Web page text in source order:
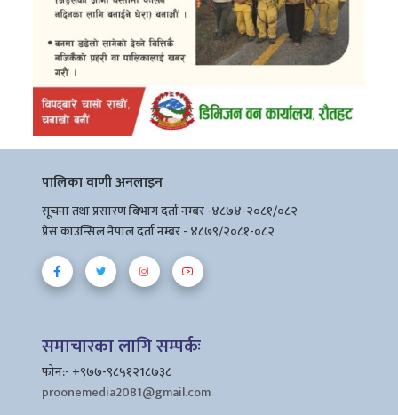
पालिका वाणी अनलाइन
सूचना तथा प्रसारण बिभाग दर्ता नम्बर -४८७४-२०८१/०८२
प्रेस काउन्सिल नेपाल दर्ता नम्बर - ४८७९/२०८१-०८२
समाचारका लागि सम्पर्कः
फोन:- +९७७-९८५१२1८७३८
proonemedia2081@gmail.com